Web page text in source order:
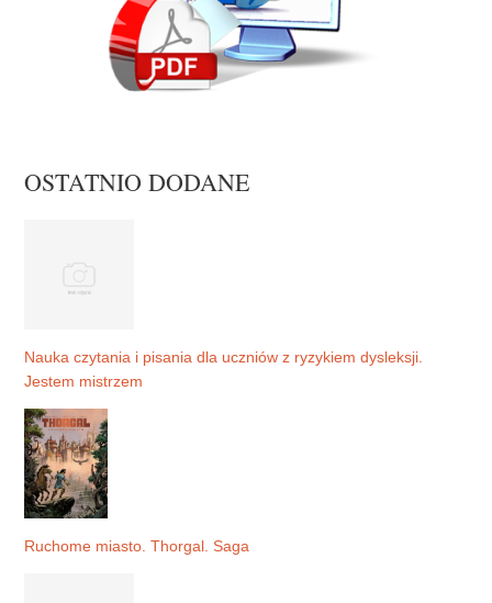
OSTATNIO DODANE
Nauka czytania i pisania dla uczniów z ryzykiem dysleksji.
Jestem mistrzem
Ruchome miasto. Thorgal. Saga